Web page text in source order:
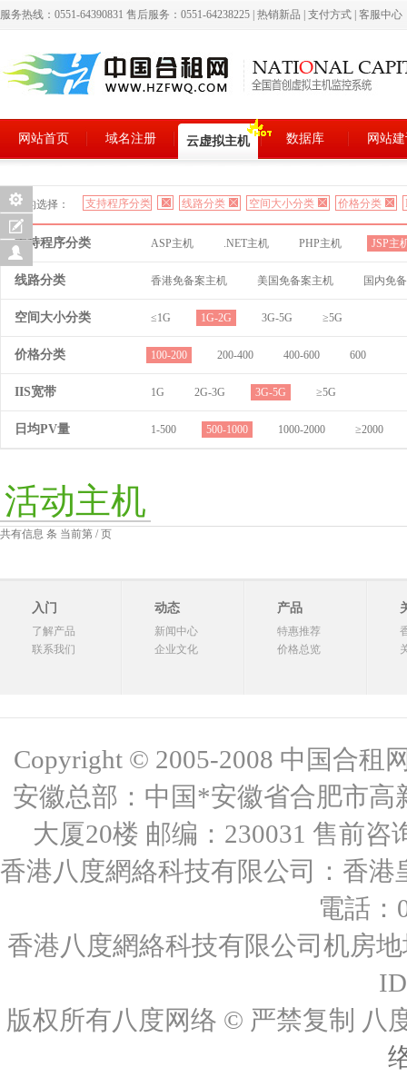
服务热线：0551-64390831 售后服务：0551-64238225 热销新品 支付方式 客服中心
网站首页 域名注册 云虚拟主机 数据库 网站
您的选择： 支持程序分类 线路分类 空间大小分类 价格分类
支持程序分类 ASP主机 .NET主机 PHP主机 JSP主
线路分类 香港免备案主机 美国免备案主机 国内免
空间大小分类 ≤1G 1G-2G 3G-5G ≥5G
价格分类 100-200 200-400 400-600 600
IIS宽带 1G 2G-3G 3G-5G ≥5G
日均PV量 1-500 500-1000 1000-2000 ≥2000
活动主机
共有信息 条 当前第 / 页
入门
了解产品
联系我们
动态
新闻中心
企业文化
产品
特惠推荐
价格总览
Copyright © 2005-2008 中国合租
安徽总部：中国*安徽省合肥市
大厦20楼 邮编：230031 售前咨
香港八度網絡科技有限公司：香
電話：
香港八度網絡科技有限公司机房
版权所有八度网络 © 严禁复制